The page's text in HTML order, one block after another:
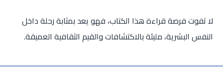
لا تفوت فرصة قراءة هذا الكتاب، فهو يعد بمثابة رحلة داخل
النفس البشرية، مليئة بالاكتشافات والقيم الثقافية العميقة.